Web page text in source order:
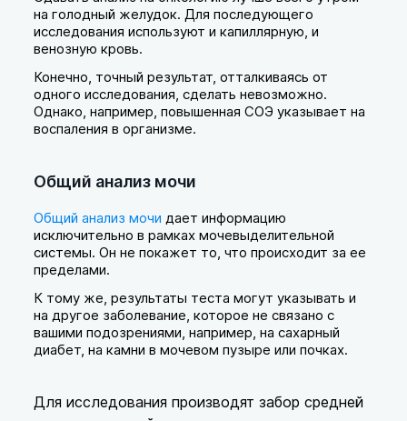
на голодный желудок. Для последующего
исследования используют и капиллярную, и
венозную кровь.
Конечно, точный результат, отталкиваясь от
одного исследования, сделать невозможно.
Однако, например, повышенная СОЭ указывает на
воспаления в организме.
Общий анализ мочи
Общий анализ мочи дает информацию
исключительно в рамках мочевыделительной
системы. Он не покажет то, что происходит за ее
пределами.
К тому же, результаты теста могут указывать и
на другое заболевание, которое не связано с
вашими подозрениями, например, на сахарный
диабет, на камни в мочевом пузыре или почках.
Для исследования производят забор средней